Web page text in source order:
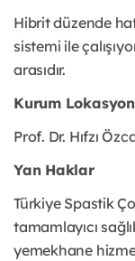
Hibrit düzende
sistemi ile
arasıdır.
Kurum
Prof. Dr. Hıfzı
Yan Haklar
Türkiye Spastik
tamamlayıcı
yemekhane